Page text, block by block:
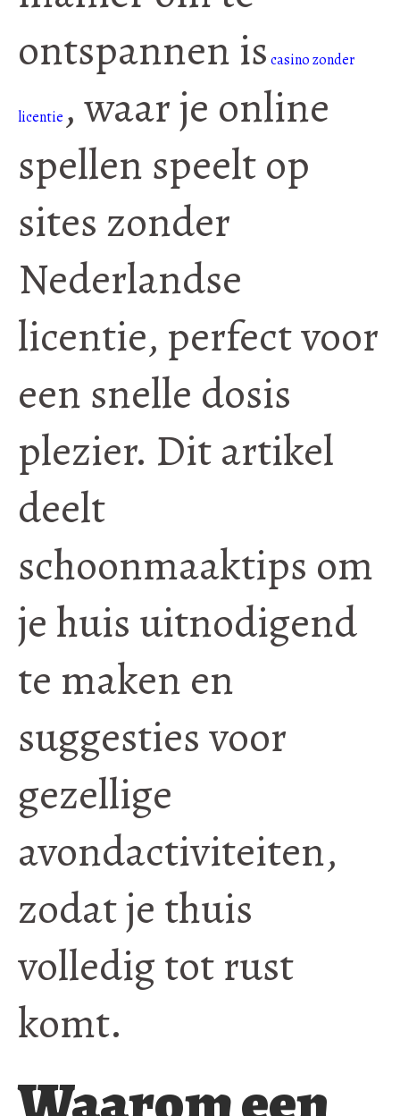
ontspannen is casino zonder
licentie , waar je online
spellen speelt op
sites zonder
Nederlandse
licentie, perfect voor
een snelle dosis
plezier. Dit artikel
deelt
schoonmaaktips om
je huis uitnodigend
te maken en
suggesties voor
gezellige
avondactiviteiten,
zodat je thuis
volledig tot rust
komt.